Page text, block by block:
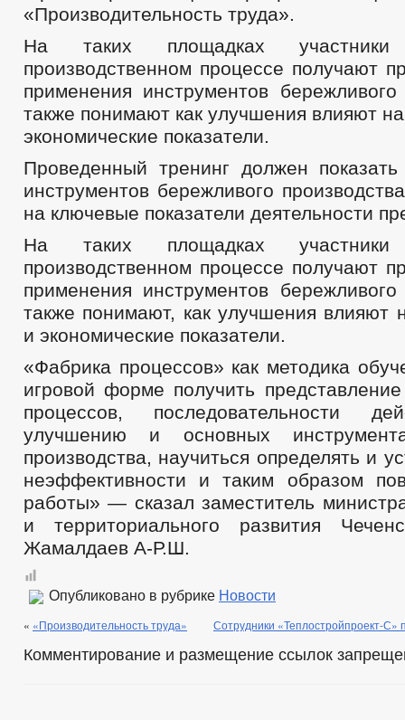
«Производительность труда».
На таких площадках
производственном процессе получают
применения инструментов
также понимают как улучшения влияют
экономические показатели.
Проведенный тренинг должен
инструментов бережливого
на ключевые показатели деятельности
На таких площадках
производственном процессе получают
применения инструментов
также понимают, как улучшения влияют
и экономические показатели.
«Фабрика процессов» как методика
игровой форме получить
процессов, последовательности
улучшению и основных
производства, научиться определять и
неэффективности и таким образом
работы» — сказал заместитель
и территориального развития
Жамалдаев А-Р.Ш.
Опубликовано в рубрике Новости
« «Производительность труда» Сотрудники «Теплостройпроект-С»
Комментирование и размещение ссылок